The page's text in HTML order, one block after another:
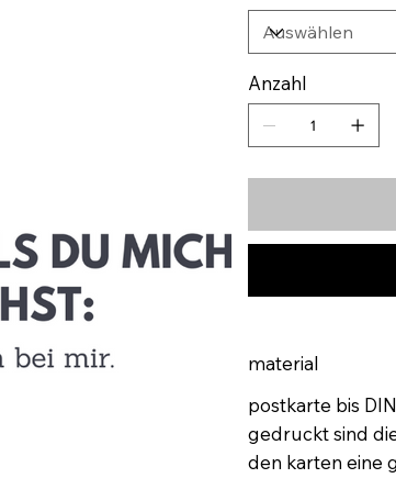
Anzahl
material
postkarte bis
gedruckt sind
den karten eine